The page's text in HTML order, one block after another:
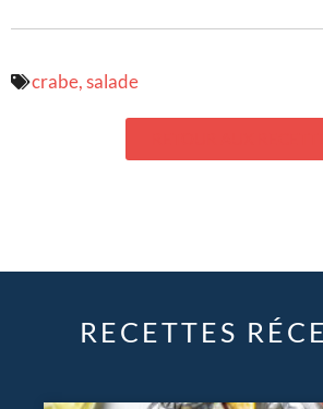
crabe,salade
RECETTES